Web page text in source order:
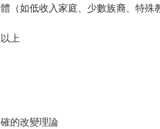
（如低收入家庭、少數族裔、特
上
的改變理論